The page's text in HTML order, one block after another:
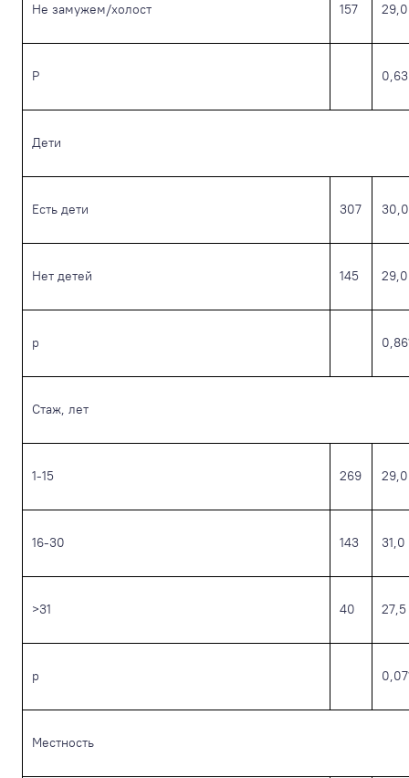
Не замужем/холост 157
Р
Дети
Есть дети 307
Нет детей 145
р
Cтаж, лет
1-15 269
16-30 143
>31 40
р
Местность